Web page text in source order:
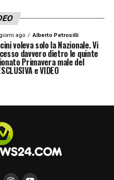
ago Alberto Petrosilli
voleva solo la Nazionale. Vi
davvero dietro le quinte
Primavera male del
e VIDEO